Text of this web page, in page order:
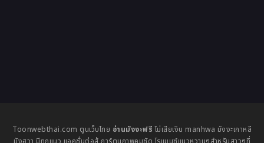
Toonwebthai.com ตูนเว็บไทย อ่านมังงะฟรี ไม่เสียเงิน manhwa มังงะเกาหลี